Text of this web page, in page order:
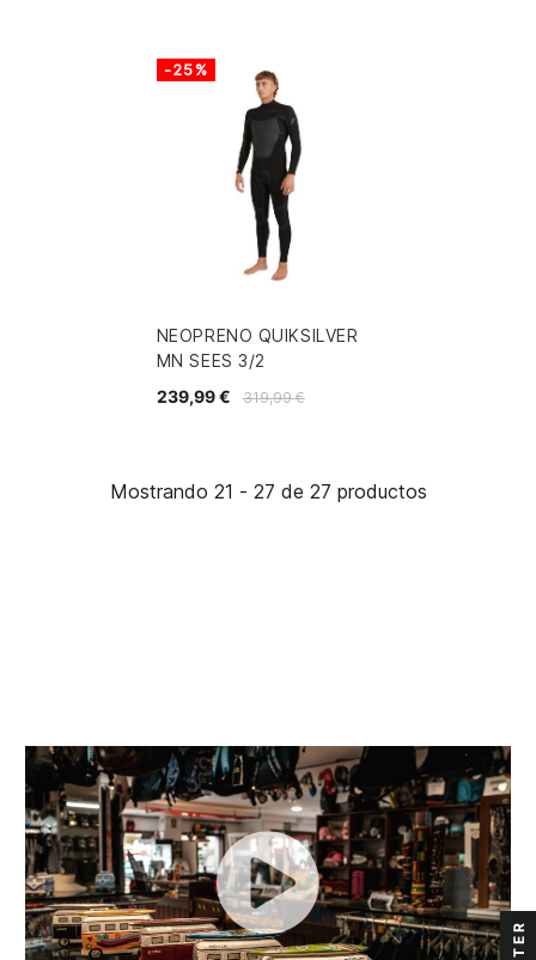
NEOPRENO QUIKSILVER
MN SEES 3/2
319,99 €
239,99 €
-25%
Mostrando 21 - 27 de 27 productos